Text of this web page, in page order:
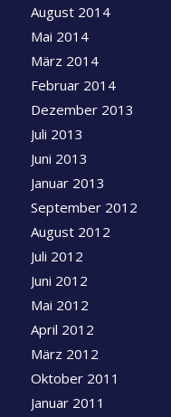
August 2014
Mai 2014
März 2014
Februar 2014
Dezember 2013
Juli 2013
Juni 2013
Januar 2013
September 2012
August 2012
Juli 2012
Juni 2012
Mai 2012
April 2012
März 2012
Oktober 2011
Januar 2011